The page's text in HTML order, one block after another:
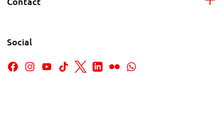
Social